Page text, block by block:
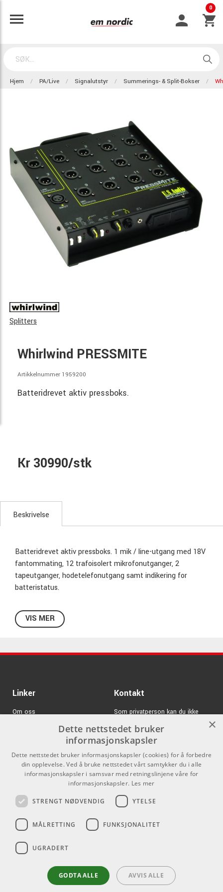
0
Hjem PA/Live Signalutstyr Summerings- & Split-Bokser
Splitters
Whirlwind PRESSMITE
Artikkelnummer 1959200
Batteridrevet aktiv pressboks.
Kr 30990/stk
Beskrivelse
Batteridrevet aktiv pressboks. 1 mik / line-utgang med 18V
fantommating, 12 trafoisolert mikrofonutganger, 2
tapeutganger, hodetelefonutgang samt indikering for
batteristatus.
VIS MER
Linker
Om oss
GDPR & Cookies
Kontakt
Som privatperson kan du ikke
kjøpe på denne nettsiden, alt salg
skjer gjennom våre forhandlere.
×
Dette nettstedet bruker
informasjonskapsler
Dette nettstedet bruker informasjonskapsler (cookies) for å forbedre
din opplevelse. Ved å bruke nettstedet vårt samtykker du i alle
informasjonskapsler i samsvar med retningslinjene våre for
informasjonskapsler. Les mer
STRENGT NØDVENDIG YTELSE
MÅLRETTING FUNKSJONALITET
UGRADERT
GODTA ALLE AVVIS ALLE